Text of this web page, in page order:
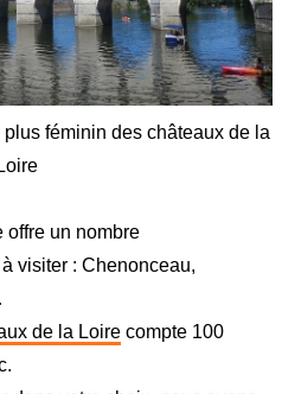
plus féminin des châteaux de la
Loire
offre un nombre
visiter : Chenonceau,
de la Loire compte 100